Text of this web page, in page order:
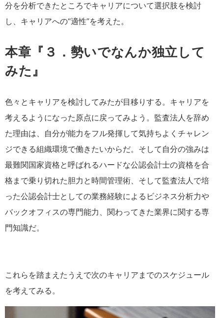
分を分析できたところでキャリアについて選択肢を検討
し、キャリアへの“適性”を考えた。
本章『３．勢いでなんか独立して
みた』
色々とキャリアを検討してみたが目移りする。キャリアを
考えるようになった原点に戻ってみよう。監査法人を辞め
た理由は、自分が能力をフル発揮して気持ちよくチャレン
ジできる組織環境で働きたいからだ。そして自分の強みは
最難関国家資格と呼ばれるハードな公認会計士の資格を合
格まで乗り切れた胆力と時間管理術、そして監査法人で培
った公認会計士としての業務経験によるビジネス分析力や
バックオフィスの専門能力、関わってきた業界に関する専
門知識だ。
これらを踏まえたうえで次のキャリアまでのスケジュール
を考えてみる。